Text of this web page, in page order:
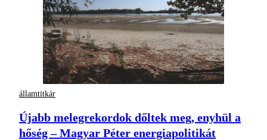
államtitkár
Újabb melegrekordok dőltek meg, enyhül a
hőség – Magyar Péter energiapolitikát